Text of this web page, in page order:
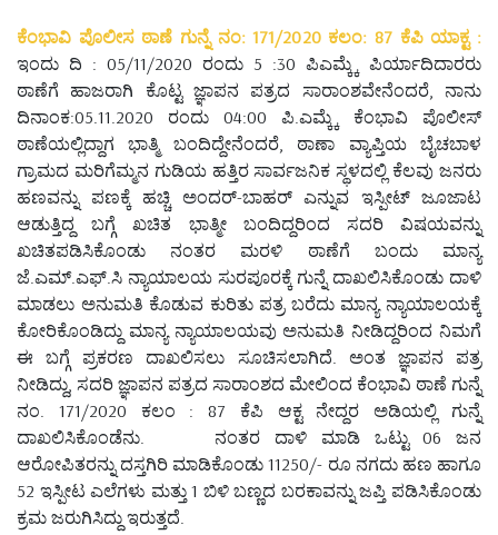
ಕೆಂಭಾವಿ ಪೊಲೀಸ ಠಾಣೆ ಗುನ್ನೆ ನಂ: 171/2020 ಕಲಂ: 87 ಕೆಪಿ ಯಾಕ್ಟ :
ಇಂದು ದಿ : 05/11/2020 ರಂದು 5 :30 ಪಿಎಮ್ಕ್ಕೆ ಪಿರ್ಯಾದಿದಾರರು
ಠಾಣೆಗೆ ಹಾಜರಾಗಿ ಕೊಟ್ಟ ಜ್ಞಾಪನ ಪತ್ರದ ಸಾರಾಂಶವೇನೆಂದರೆ, ನಾನು
ದಿನಾಂಕ:05.11.2020 ರಂದು 04:00 ಪಿ.ಎಮ್ಕ್ಕೆ ಕೆಂಭಾವಿ ಪೊಲೀಸ್
ಠಾಣೆಯಲ್ಲಿದ್ದಾಗ ಭಾತ್ಮಿ ಬಂದಿದ್ದೇನೆಂದರೆ, ಠಾಣಾ ವ್ಯಾಪ್ತಿಯ ಬೈಚಬಾಳ
ಗ್ರಾಮದ ಮರಿಗೆಮ್ಮನ ಗುಡಿಯ ಹತ್ತಿರ ಸಾರ್ವಜನಿಕ ಸ್ಥಳದಲ್ಲಿ ಕೆಲವು ಜನರು
ಹಣವನ್ನು ಪಣಕ್ಕೆ ಹಚ್ಚಿ ಅಂದರ್-ಬಾಹರ್ ಎನ್ನುವ ಇಸ್ಪೀಟ್ ಜೂಜಾಟ
ಆಡುತ್ತಿದ್ದ ಬಗ್ಗೆ ಖಚಿತ ಭಾತ್ಮೀ ಬಂದಿದ್ದರಿಂದ ಸದರಿ ವಿಷಯವನ್ನು
ಖಚಿತಪಡಿಸಿಕೊಂಡು ನಂತರ ಮರಳಿ ಠಾಣೆಗೆ ಬಂದು ಮಾನ್ಯ
ಜೆ.ಎಮ್.ಎಫ್.ಸಿ ನ್ಯಾಯಾಲಯ ಸುರಪೂರಕ್ಕೆ ಗುನ್ನೆ ದಾಖಲಿಸಿಕೊಂಡು ದಾಳಿ
ಮಾಡಲು ಅನುಮತಿ ಕೊಡುವ ಕುರಿತು ಪತ್ರ ಬರೆದು ಮಾನ್ಯ ನ್ಯಾಯಾಲಯಕ್ಕೆ
ಕೋರಿಕೊಂಡಿದ್ದು ಮಾನ್ಯ ನ್ಯಾಯಾಲಯವು ಅನುಮತಿ ನೀಡಿದ್ದರಿಂದ ನಿಮಗೆ
ಈ ಬಗ್ಗೆ ಪ್ರಕರಣ ದಾಖಲಿಸಲು ಸೂಚಿಸಲಾಗಿದೆ. ಅಂತ ಜ್ಞಾಪನ ಪತ್ರ
ನೀಡಿದ್ದು, ಸದರಿ ಜ್ಞಾಪನ ಪತ್ರದ ಸಾರಾಂಶದ ಮೇಲಿಂದ ಕೆಂಭಾವಿ ಠಾಣೆ ಗುನ್ನೆ
ನಂ. 171/2020 ಕಲಂ : 87 ಕೆಪಿ ಆಕ್ಟ ನೇದ್ದರ ಅಡಿಯಲ್ಲಿ ಗುನ್ನೆ
ದಾಖಲಿಸಿಕೊಂಡೆನು. ನಂತರ ದಾಳಿ ಮಾಡಿ ಒಟ್ಟು 06 ಜನ
ಆರೋಪಿತರನ್ನು ದಸ್ತಗಿರಿ ಮಾಡಿಕೊಂಡು 11250/- ರೂ ನಗದು ಹಣ ಹಾಗೂ
52 ಇಸ್ಪೀಟ ಎಲೆಗಳು ಮತ್ತು 1 ಬಿಳಿ ಬಣ್ಣದ ಬರಕಾವನ್ನು ಜಪ್ತಿ ಪಡಿಸಿಕೊಂಡು
ಕ್ರಮ ಜರುಗಿಸಿದ್ದು ಇರುತ್ತದೆ.